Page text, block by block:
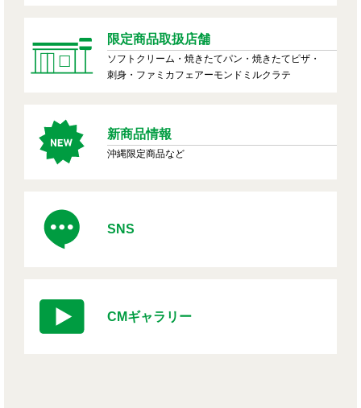
限定商品取扱店舗
ソフトクリーム・焼きたてパン・焼きたてピザ・
刺身・ファミカフェアーモンドミルクラテ
新商品情報
沖縄限定商品など
SNS
CMギャラリー